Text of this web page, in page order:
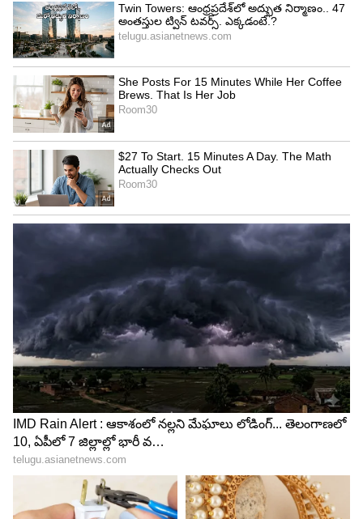
Image Credit :Asianet News
మహేష్ ఆ మూవీ రీమేక్ చేయాలి
మహేష్ బాబు గూఢచారి 116 మూవీ రీమేక్ చేస్తే
బావుంటుంది అని అన్నారు. ఎందుకంటే అది జేమ్స్ బాండ్
మూవీ కాబట్టి. ఇక మహేష్ బాబు కాకుండా టాలీవుడ్ లో
ఇష్టమైన నటుడు హీరో ఎవరు అని అడిగితే.. జూనియర్
ఎన్టీఆర్ అని కృష్ణ సమాధానం ఇచ్చారు.
Image Credit :Facebook/@maheshbabu.universe
వరల్డ్ సినిమా షేక్ కావడం ఖాయం
కృష్ణ కోరిక ప్రకారం మహేష్ బాబు కనుక జేమ్స్ బాండ్
మూవీ ఒక్కటి చేస్తే వరల్డ్ సినిమా షేక్ కావడం ఖాయం అని
అభిమానులు నమ్ముతున్నారు. జేమ్స్ బాండ్ చిత్రాలకు